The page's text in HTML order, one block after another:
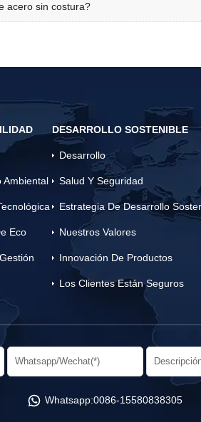
acero sin costura?
Ambiental
Eco
DESARROLLO SOSTENIBLE
Desarrollo
Salud Y Seguridad
Estrategia De Desarrollo
Nuestros Valores
Innovación De Productos
Los Clientes Están Seguros
Whatsapp:0086-15580838305